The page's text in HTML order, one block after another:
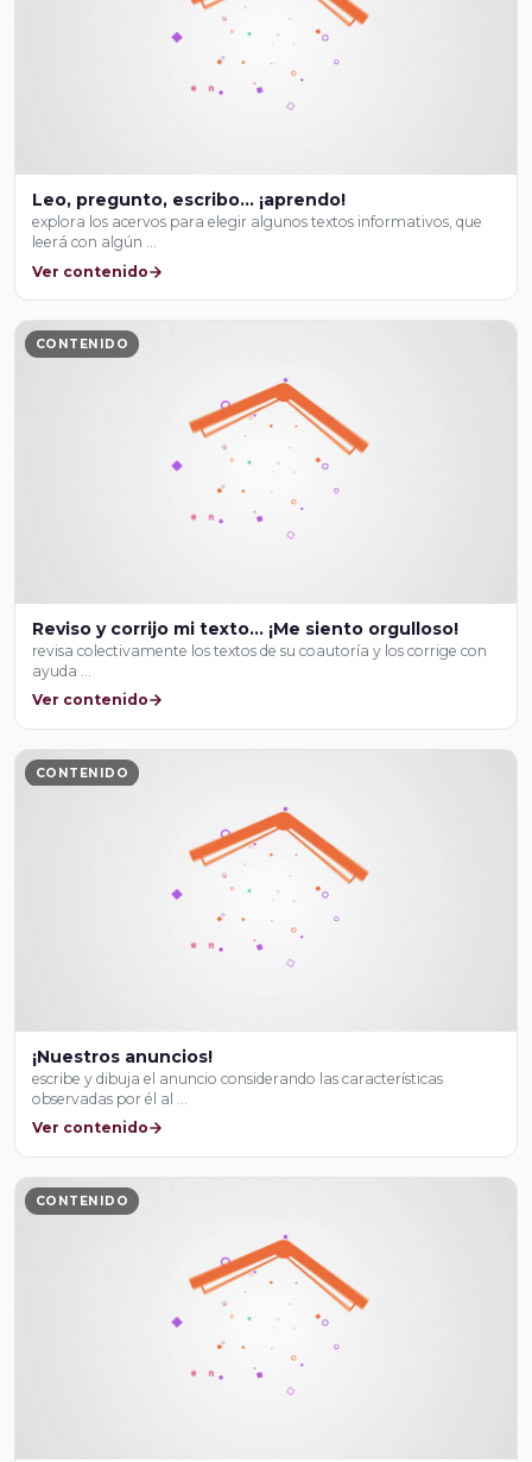
Leo, pregunto, escribo… ¡aprendo!
explora los acervos para elegir algunos textos informativos, que
leerá con algún …
Ver contenido
CONTENIDO
Reviso y corrijo mi texto… ¡Me siento orgulloso!
revisa colectivamente los textos de su coautoría y los corrige con
ayuda …
Ver contenido
CONTENIDO
¡Nuestros anuncios!
escribe y dibuja el anuncio considerando las características
observadas por él al …
Ver contenido
CONTENIDO